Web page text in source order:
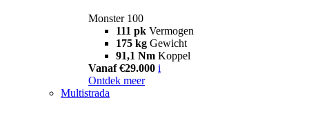
Monster 100
111 pk Vermogen
175 kg Gewicht
91,1 Nm Koppel
Vanaf €29.000 i
Ontdek meer
Multistrada